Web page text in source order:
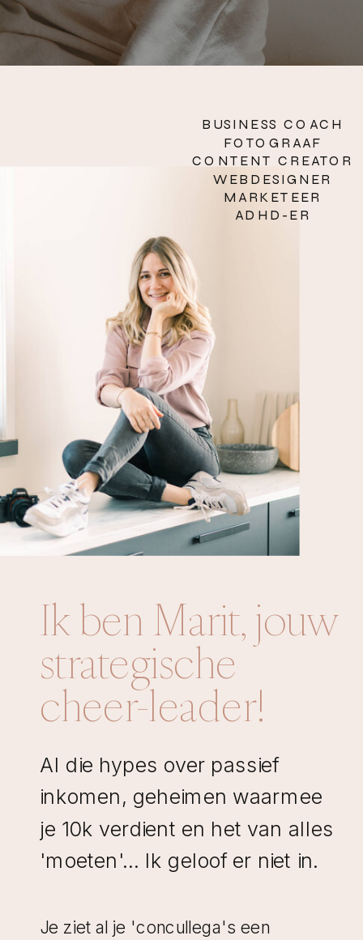
Ik ben Marit, jouw
strategische
cheer-leader!
BUSINESS COACH
FOTOGRAAF
CONTENT CREATOR
WEBDESIGNER
MARKETEER
ADHD-ER
Je ziet al je 'concullega's een
Al die hypes over passief
inkomen, geheimen waarmee
je 10k verdient en het van alles
'moeten'... Ik geloof er niet in.